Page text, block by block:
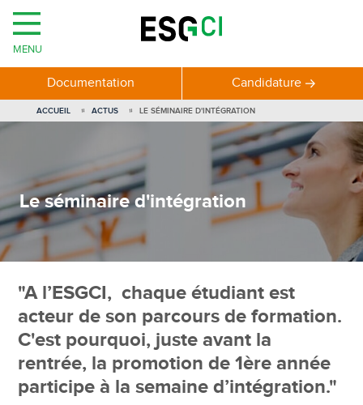
Le séminaire d'intégration
ACCUEIL ACTUS LE SÉMINAIRE D'INTÉGRATION
"A l’ESGCI, chaque étudiant est
acteur de son parcours de formation.
C'est pourquoi, juste avant la
rentrée, la promotion de 1ère année
participe à la semaine d’intégration."
MENU
Documentation Candidature